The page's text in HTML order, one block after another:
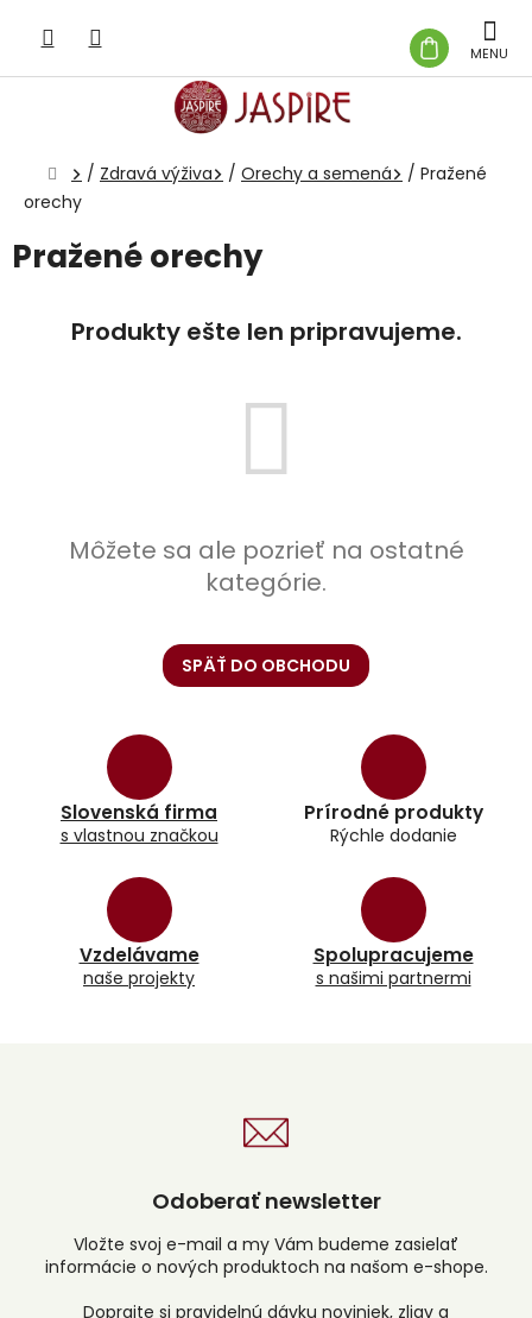
obsah
KOŠÍK
Domov
/ Zdravá výživa / Orechy a semená / Pražené
orechy
Pražené orechy
Produkty ešte len pripravujeme.
Môžete sa ale pozrieť na ostatné
kategórie.
SPÄŤ DO OBCHODU
Slovenská firma
s vlastnou značkou
Prírodné produkty
Rýchle dodanie
Vzdelávame
naše projekty
Spolupracujeme
s našimi partnermi
Odoberať newsletter
Vložte svoj e-mail a my Vám budeme zasielať
informácie o nových produktoch na našom e-shope.